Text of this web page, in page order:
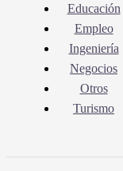
Educación
Empleo
Ingeniería
Negocios
Otros
Turismo